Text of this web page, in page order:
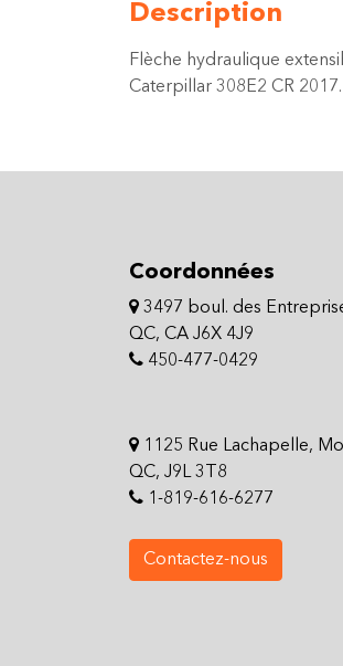
Description
Flèche hydraulique
Caterpillar 308E2 CR 2017.
Coordonnées
3497 boul. des
QC, CA J6X 4J9
450-477-0429
1125 Rue Lachapelle,
QC, J9L 3T8
1-819-616-6277
Contactez-nous